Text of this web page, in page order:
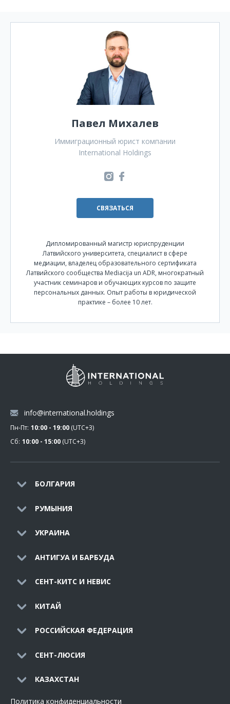
Павел Михалев
Иммиграционный юрист компании
International Holdings
СВЯЗАТЬСЯ
Дипломированный магистр юриспруденции
Латвийского университета, специалист в сфере
медиации, владелец образовательного сертификата
Латвийского сообщества Mediacija un ADR, многократный
участник семинаров и обучающих курсов по защите
персональных данных. Опыт работы в юридической
практике – более 10 лет.
БОЛГАРИЯ
РУМЫНИЯ
УКРАИНА
АНТИГУА И БАРБУДА
СЕНТ-КИТС И НЕВИС
КИТАЙ
РОССИЙСКАЯ ФЕДЕРАЦИЯ
СЕНТ-ЛЮСИЯ
КАЗАХСТАН
Политика конфиденциальности
info@international.holdings
Пн-Пт: 10:00 - 19:00 (UTC+3)
Сб: 10:00 - 15:00 (UTC+3)